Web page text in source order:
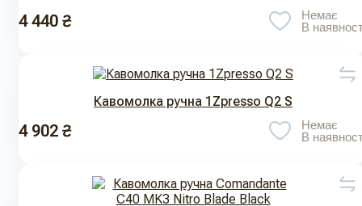
4 440 ₴
Немає
В
Кавомолка ручна 1Zpresso Q2 S
4 902 ₴
Немає
В